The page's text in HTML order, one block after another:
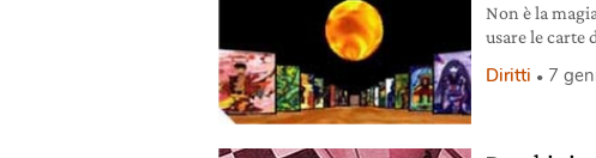
Non è la
usare le carte
Diritti 7